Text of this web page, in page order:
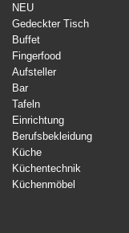
NEU
Gedeckter Tisch
Buffet
Fingerfood
Aufsteller
Bar
Tafeln
Einrichtung
Berufsbekleidung
Küche
Küchentechnik
Küchenmöbel